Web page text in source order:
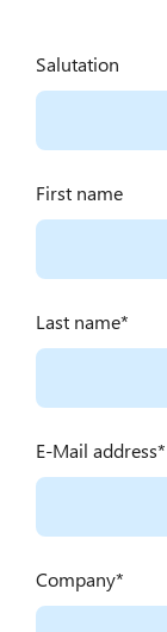
Salutation
First name
Last name
E-Mail address
Company